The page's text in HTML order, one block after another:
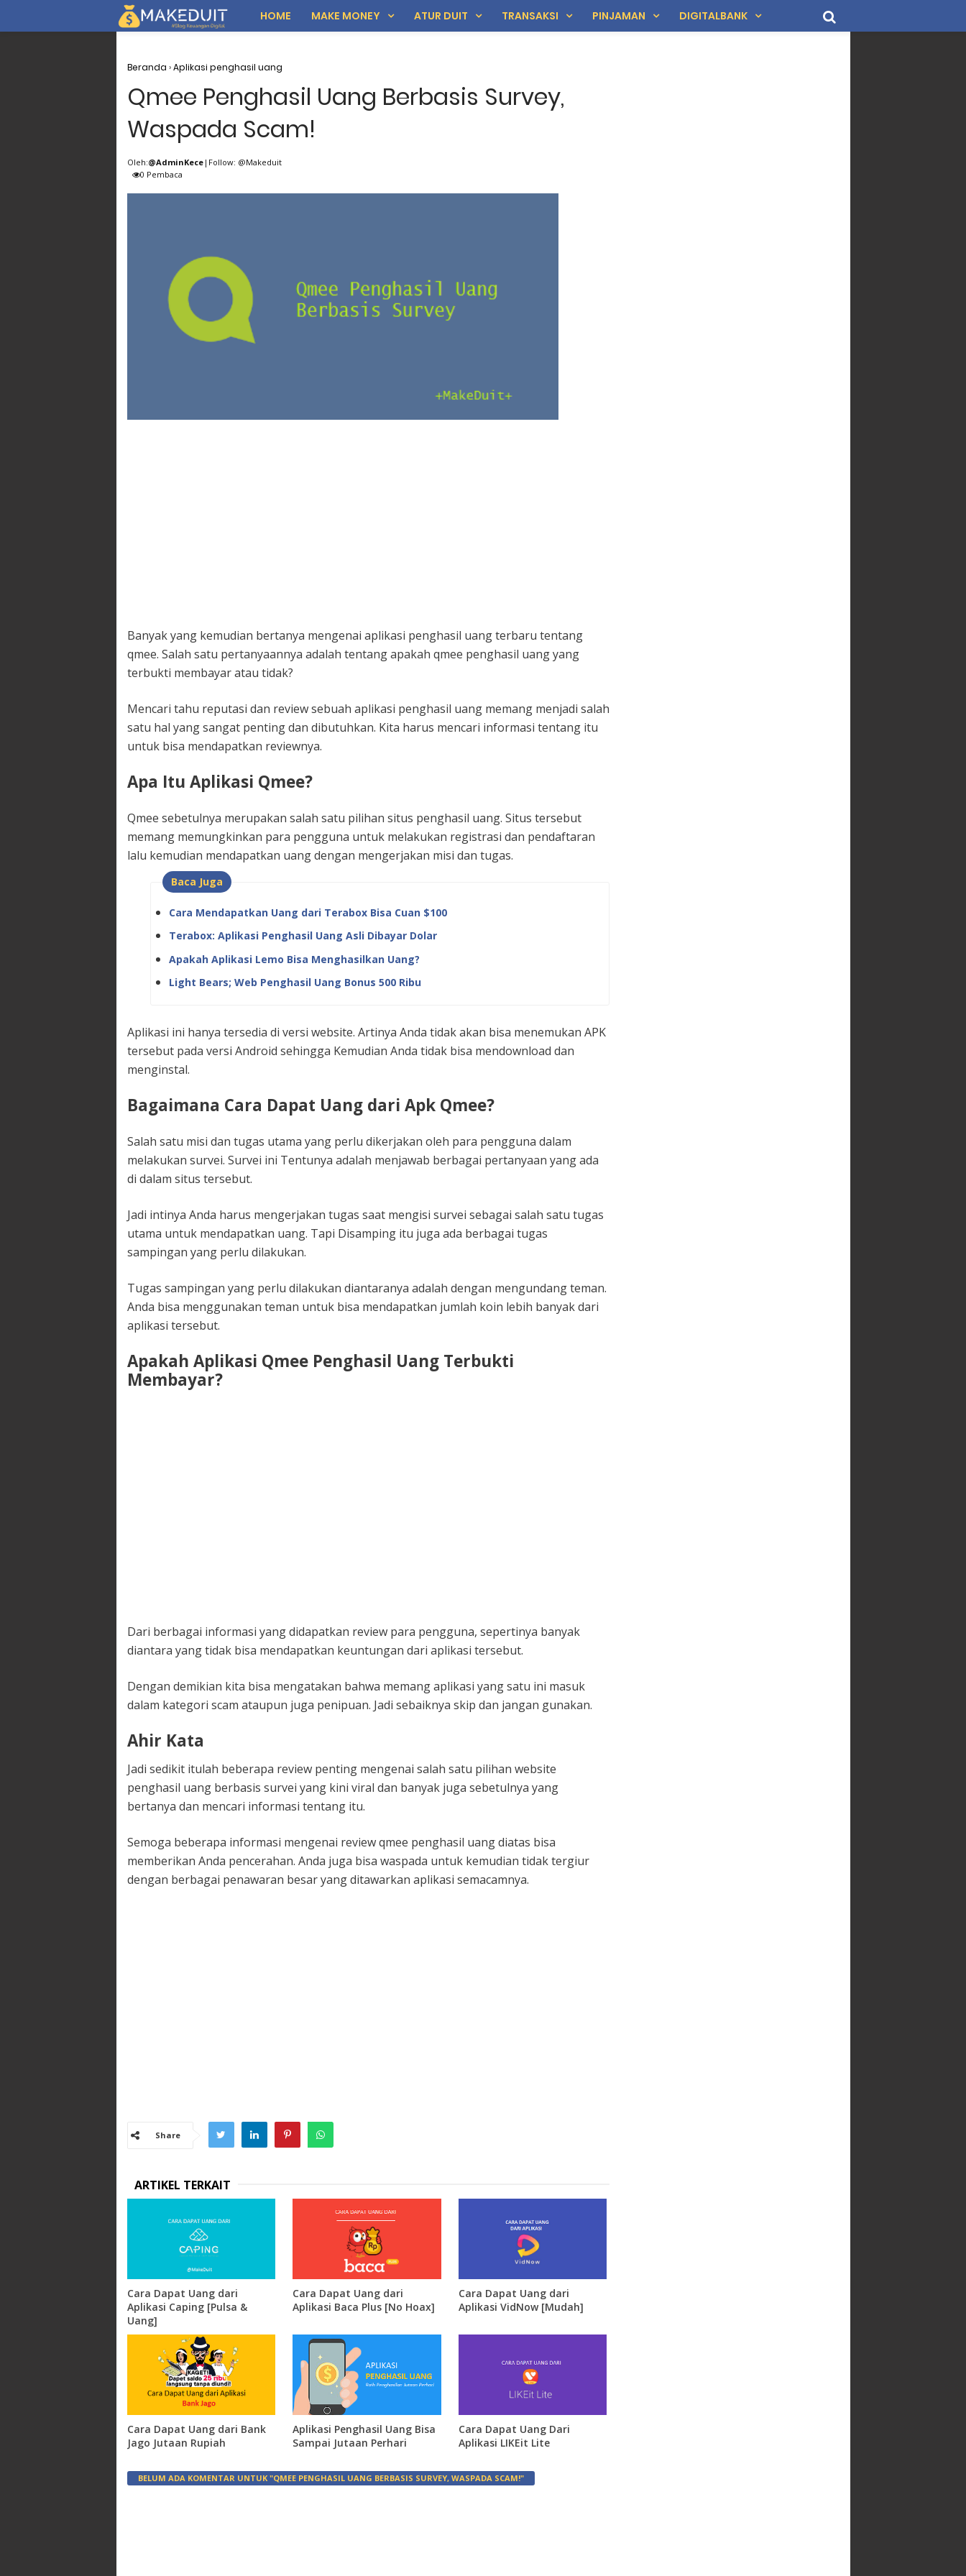
HOME MAKE MONEY ATUR DUIT TRANSAKSI PINJAMAN DIGITALBANK
Beranda ›Aplikasi penghasil uang
Qmee Penghasil Uang Berbasis Survey,
Waspada Scam!
Oleh:@AdminKece|Follow: @Makeduit
0 Pembaca
Banyak yang kemudian bertanya mengenai aplikasi penghasil uang terbaru tentang
qmee. Salah satu pertanyaannya adalah tentang apakah qmee penghasil uang yang
terbukti membayar atau tidak?
Mencari tahu reputasi dan review sebuah aplikasi penghasil uang memang menjadi salah
satu hal yang sangat penting dan dibutuhkan. Kita harus mencari informasi tentang itu
untuk bisa mendapatkan reviewnya.
Apa Itu Aplikasi Qmee?
Qmee sebetulnya merupakan salah satu pilihan situs penghasil uang. Situs tersebut
memang memungkinkan para pengguna untuk melakukan registrasi dan pendaftaran
lalu kemudian mendapatkan uang dengan mengerjakan misi dan tugas.
Baca Juga
Cara Mendapatkan Uang dari Terabox Bisa Cuan $100
Terabox: Aplikasi Penghasil Uang Asli Dibayar Dolar
Apakah Aplikasi Lemo Bisa Menghasilkan Uang?
Light Bears; Web Penghasil Uang Bonus 500 Ribu
Aplikasi ini hanya tersedia di versi website. Artinya Anda tidak akan bisa menemukan APK
tersebut pada versi Android sehingga Kemudian Anda tidak bisa mendownload dan
menginstal.
Bagaimana Cara Dapat Uang dari Apk Qmee?
Salah satu misi dan tugas utama yang perlu dikerjakan oleh para pengguna dalam
melakukan survei. Survei ini Tentunya adalah menjawab berbagai pertanyaan yang ada
di dalam situs tersebut.
Jadi intinya Anda harus mengerjakan tugas saat mengisi survei sebagai salah satu tugas
utama untuk mendapatkan uang. Tapi Disamping itu juga ada berbagai tugas
sampingan yang perlu dilakukan.
Tugas sampingan yang perlu dilakukan diantaranya adalah dengan mengundang teman.
Anda bisa menggunakan teman untuk bisa mendapatkan jumlah koin lebih banyak dari
aplikasi tersebut.
Apakah Aplikasi Qmee Penghasil Uang Terbukti
Membayar?
Dari berbagai informasi yang didapatkan review para pengguna, sepertinya banyak
diantara yang tidak bisa mendapatkan keuntungan dari aplikasi tersebut.
Dengan demikian kita bisa mengatakan bahwa memang aplikasi yang satu ini masuk
dalam kategori scam ataupun juga penipuan. Jadi sebaiknya skip dan jangan gunakan.
Ahir Kata
Jadi sedikit itulah beberapa review penting mengenai salah satu pilihan website
penghasil uang berbasis survei yang kini viral dan banyak juga sebetulnya yang
bertanya dan mencari informasi tentang itu.
Semoga beberapa informasi mengenai review qmee penghasil uang diatas bisa
memberikan Anda pencerahan. Anda juga bisa waspada untuk kemudian tidak tergiur
dengan berbagai penawaran besar yang ditawarkan aplikasi semacamnya.
Share
ARTIKEL TERKAIT
Cara Dapat Uang dari
Aplikasi Caping [Pulsa &
Uang]
Cara Dapat Uang dari
Aplikasi Baca Plus [No Hoax]
Cara Dapat Uang dari
Aplikasi VidNow [Mudah]
Cara Dapat Uang dari Bank
Jago Jutaan Rupiah
Aplikasi Penghasil Uang Bisa
Sampai Jutaan Perhari
Cara Dapat Uang Dari
Aplikasi LIKEit Lite
BELUM ADA KOMENTAR UNTUK "QMEE PENGHASIL UANG BERBASIS SURVEY, WASPADA SCAM!"